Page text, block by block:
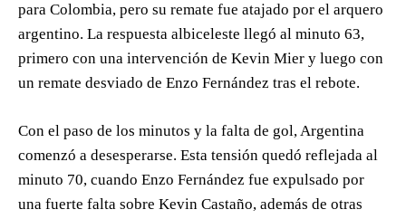
para Colombia, pero su remate fue atajado por el arquero
argentino. La respuesta albiceleste llegó al minuto 63,
primero con una intervención de Kevin Mier y luego con
un remate desviado de Enzo Fernández tras el rebote.
Con el paso de los minutos y la falta de gol, Argentina
comenzó a desesperarse. Esta tensión quedó reflejada al
minuto 70, cuando Enzo Fernández fue expulsado por
una fuerte falta sobre Kevin Castaño, además de otras